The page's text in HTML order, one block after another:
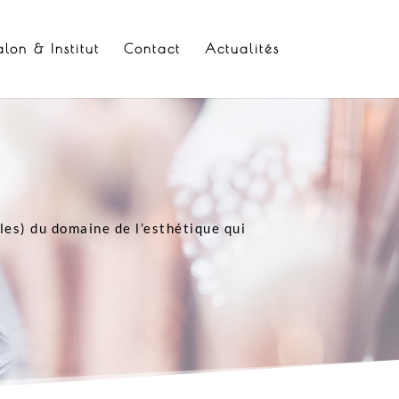
& Institut Contact Actualités
du domaine de l’esthétique qui